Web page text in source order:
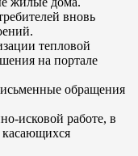
вновь
тепловой
на портале
обращения
исковой работе, в
касающихся